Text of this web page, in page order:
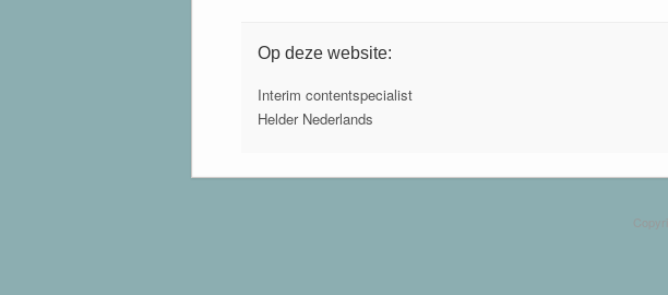
Op deze website:
Interim contentspecialist
Helder Nederlands